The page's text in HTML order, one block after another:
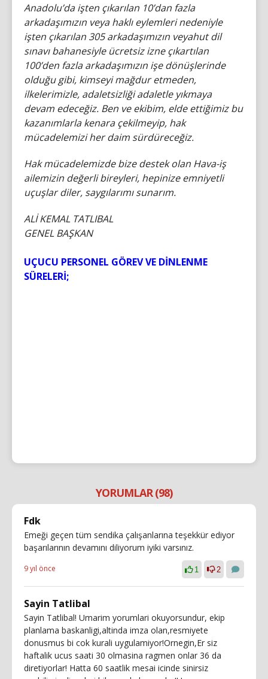
Anadolu’da işten çıkarılan 10’dan fazla
arkadaşımızın veya haklı eylemleri nedeniyle
işten çıkarılan 305 arkadaşımızın veyahut dil
sınavı bahanesiyle ücretsiz izne çıkartılan
100’den fazla arkadaşımızın işe dönüşlerinde
olduğu gibi, kimseyi mağdur etmeden,
ilkelerimizle, adaletsizliği adaletle yıkmaya
devam edeceğiz. Ben ve ekibim, elde ettiğimiz bu
kazanımlarla kenara çekilmeyip, hak
mücadelemizi her daim sürdüreceğiz.
Hak mücadelemizde bize destek olan Hava-iş
ailemizin değerli bireyleri, hepinize emniyetli
uçuşlar diler, saygılarımı sunarım.
ALİ KEMAL TATLIBAL
GENEL BAŞKAN
UÇUCU PERSONEL GÖREV VE DİNLENME
SÜRELERİ;
YORUMLAR (98)
Fdk
Emeği geçen tüm sendika çalışanlarına teşekkür ediyor
başarılarının devamını diliyorum iyiki varsınız.
9 yıl önce 1 2
Sayin Tatlibal
Sayin Tatlibal! Umarim yorumlari okuyorsundur, ekip
planlama baskanligi,altinda imza olan,resmiyete
donusmus bi cok kurali uygulamiyor!Ornegin,Er siz
haftalik ucus saati 30 olmasina ragmen onlar 36 da
diretiyorlar! Hatta 60 saatlik mesai icinde sinirsiz